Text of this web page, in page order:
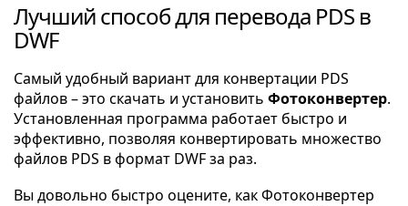
Лучший способ для перевода PDS в
DWF
Самый удобный вариант для конвертации PDS
файлов – это скачать и установить Фотоконвертер.
Установленная программа работает быстро и
эффективно, позволяя конвертировать множество
файлов PDS в формат DWF за раз.
Вы довольно быстро оцените, как Фотоконвертер